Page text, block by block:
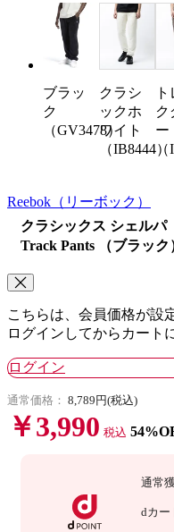
ブラッ
ク
（GV3478）
クラシ
ックホ
ワイト
（IB8444）
ク
ー
（
Reebok （リーボック）
クラシックス シェルパ
Track Pants （ブラック
こちらは、会員価格が設
ログインしてからカート
ログイン
通常価格： 8,789円(税込)
￥3,990 税込
通常
dカー